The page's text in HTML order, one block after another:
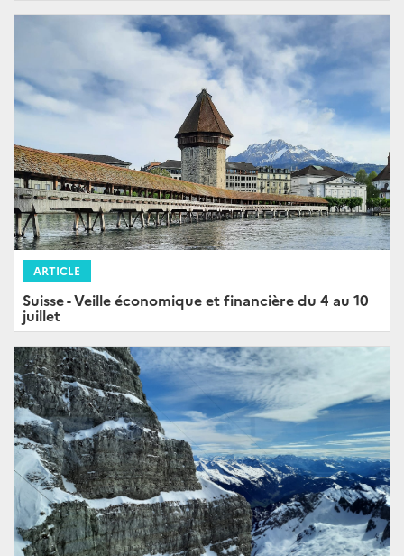
ARTICLE
Suisse - Veille économique et financière du 4 au 10
juillet